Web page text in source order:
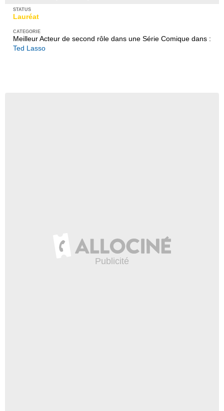
Lauréat
Meilleur Acteur de second rôle dans une Série Comique dans :
Ted Lasso